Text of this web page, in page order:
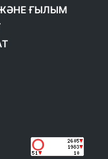
ЖӘНЕ ҒЫЛЫМ